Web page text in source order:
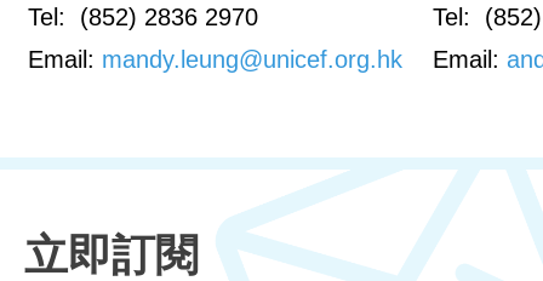
Tel: (852) 2836 2970
Email: mandy.leung@unicef.org.hk
Tel:
Email:
立即訂閱